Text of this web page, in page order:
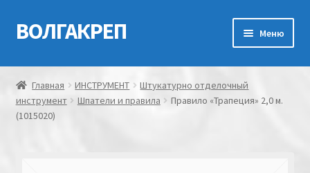
Перейти
к
Перейти
к
ВОЛГАКРЕП Меню
Главная
Контакты
Главная ИНСТРУМЕНТ
Штукатурно отделочный
инструмент
Шпатели и правила
Правило «Трапеция» 2,0 м.
(1015020)